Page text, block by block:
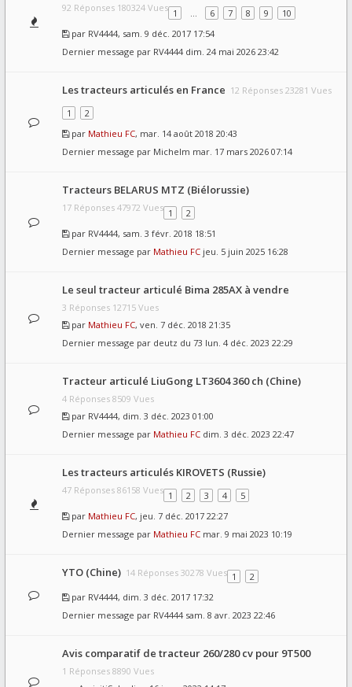
92 Réponses 180324 Vues 1 … 6 7 8 9
10
par RV4444, sam. 9 déc. 2017 17:54
Dernier message par RV4444 dim. 24 mai 2026 23:42
Les tracteurs articulés en France 12 Réponses 23281 Vues
1
2
par Mathieu FC, mar. 14 août 2018 20:43
Dernier message par Michelm mar. 17 mars 2026 07:14
Tracteurs BELARUS MTZ (Biélorussie)
17 Réponses 47972 Vues 1
2
par RV4444, sam. 3 févr. 2018 18:51
Dernier message par Mathieu FC jeu. 5 juin 2025 16:28
Le seul tracteur articulé Bima 285AX à vendre
3 Réponses 12715 Vues
par Mathieu FC, ven. 7 déc. 2018 21:35
Dernier message par deutz du 73 lun. 4 déc. 2023 22:29
Tracteur articulé LiuGong LT3604 360 ch (Chine)
4 Réponses 8509 Vues
par RV4444, dim. 3 déc. 2023 01:00
Dernier message par Mathieu FC dim. 3 déc. 2023 22:47
Les tracteurs articulés KIROVETS (Russie)
47 Réponses 86158 Vues 1 2 3 4
5
par Mathieu FC, jeu. 7 déc. 2017 22:27
Dernier message par Mathieu FC mar. 9 mai 2023 10:19
YTO (Chine) 14 Réponses 30278 Vues 1
2
par RV4444, dim. 3 déc. 2017 17:32
Dernier message par RV4444 sam. 8 avr. 2023 22:46
Avis comparatif de tracteur 260/280 cv pour 9T500
1 Réponses 8890 Vues